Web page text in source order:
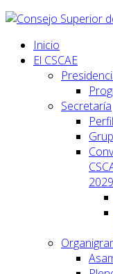
Inicio
El CSCAE
Secretaría
2029